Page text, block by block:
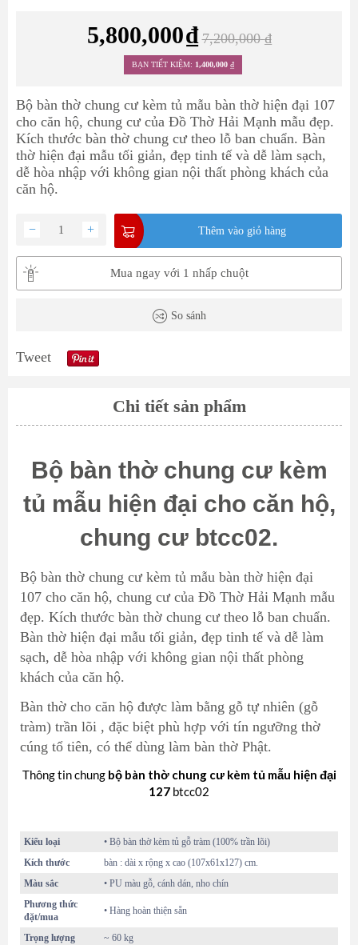
5,800,000₫ 7,200,000 ₫
BẠN TIẾT KIỆM: 1,400,000 ₫
Bộ bàn thờ chung cưkèm tủ mẫu bàn thờ hiện đại 107
cho căn hộ, chung cư của Đồ Thờ Hải Mạnh mẫu đẹp.
Kích thước bàn thờ chung cưtheo lỗ ban chuẩn. Bàn
thờ hiện đại mẫu tối giản, đẹp tinh tế và dễ làm sạch,
dễ hòa nhập với không gian nội thất phòng khách của
căn hộ.
+
− Thêm vào giỏ hàng
Mua ngay với 1 nhấp chuột
So sánh
Tweet
Chi tiết sản phẩm
Bộ bàn thờ chung cư kèm
tủ mẫu hiện đại cho căn hộ,
chung cư btcc02.
Bộ bàn thờ chung cưkèm tủ mẫu bàn thờ hiện đại
107 cho căn hộ, chung cư của Đồ Thờ Hải Mạnh mẫu
đẹp. Kích thước bàn thờ chung cưtheo lỗ ban chuẩn.
Bàn thờ hiện đại mẫu tối giản, đẹp tinh tế và dễ làm
sạch, dễ hòa nhập với không gian nội thất phòng
khách của căn hộ.
Bàn thờ cho căn hộ được làm bằng gỗ tự nhiên (gỗ
tràm) trần lõi , đặc biệt phù hợp với tín ngưỡng thờ
cúng tổ tiên, có thể dùng làm bàn thờ Phật.
Thông tin chung bộ bàn thờ chung cư kèm tủ mẫu hiện đại
127 btcc02
Kiểu loại
• Bộ bàn thờ kèm tủ gỗ tràm (100% trần lõi)
Kích thước
bàn : dài x rộng x cao (107x61x127) cm.
Màu sắc
• PU màu gỗ, cánh dán, nho chín
Phương thức
đặt/mua
• Hàng hoàn thiện sẵn
Trọng lượng
~ 60 kg